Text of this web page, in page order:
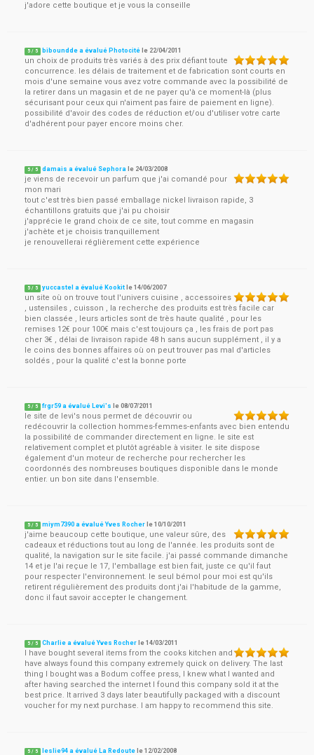
j'adore cette boutique et je vous la conseille
5 / 5 biboundde a évalué Photocité le 22/04/2011
un choix de produits très variés à des prix défiant toute
concurrence. les délais de traitement et de fabrication sont courts en
mois d'une semaine vous avez votre commande avec la possibilité de
la retirer dans un magasin et de ne payer qu'à ce moment-là (plus
sécurisant pour ceux qui n'aiment pas faire de paiement en ligne).
possibilité d'avoir des codes de réduction et/ou d'utiliser votre carte
d'adhérent pour payer encore moins cher.
5 / 5 damais a évalué Sephora le 24/03/2008
je viens de recevoir un parfum que j'ai comandé pour
mon mari
tout c'est très bien passé emballage nickel livraison rapide, 3
échantillons gratuits que j'ai pu choisir
j'apprécie le grand choix de ce site, tout comme en magasin
j'achète et je choisis tranquillement
je renouvellerai réglièrement cette expérience
5 / 5 yuccastel a évalué Kookit le14/06/2007
un site où on trouve tout l'univers cuisine , accessoires
, ustensiles , cuisson , la recherche des produits est très facile car
bien classée , leurs articles sont de très haute qualité , pour les
remises 12€ pour 100€ mais c'est toujours ça , les frais de port pas
cher 3€ , délai de livraison rapide 48 h sans aucun supplément , il y a
le coins des bonnes affaires où on peut trouver pas mal d'articles
soldés , pour la qualité c'est la bonne porte
5 / 5 frgr59 a évalué Levi's le08/07/2011
le site de levi's nous permet de découvrir ou
redécouvrir la collection hommes-femmes-enfants avec bien entendu
la possibilité de commander directement en ligne. le site est
relativement complet et plutôt agréable à visiter. le site dispose
également d'un moteur de recherche pour rechercher les
coordonnés des nombreuses boutiques disponible dans le monde
entier. un bon site dans l'ensemble.
5 / 5 miym7390 a évalué Yves Rocher le10/10/2011
j'aime beaucoup cette boutique, une valeur sûre, des
cadeaux et réductions tout au long de l'année. les produits sont de
qualité, la navigation sur le site facile. j'ai passé commande dimanche
14 et je l'ai reçue le 17, l'emballage est bien fait, juste ce qu'il faut
pour respecter l'environnement. le seul bémol pour moi est qu'ils
retirent régulièrement des produits dont j'ai l'habitude de la gamme,
donc il faut savoir accepter le changement.
5 / 5 Charlie a évalué Yves Rocher le14/03/2011
I have bought several items from the cooks kitchen and
have always found this company extremely quick on delivery. The last
thing I bought was a Bodum coffee press, I knew what I wanted and
after having searched the internet I found this company sold it at the
best price. It arrived 3 days later beautifully packaged with a discount
voucher for my next purchase. I am happy to recommend this site.
5 / 5 leslie94 a évalué La Redoute le12/02/2008